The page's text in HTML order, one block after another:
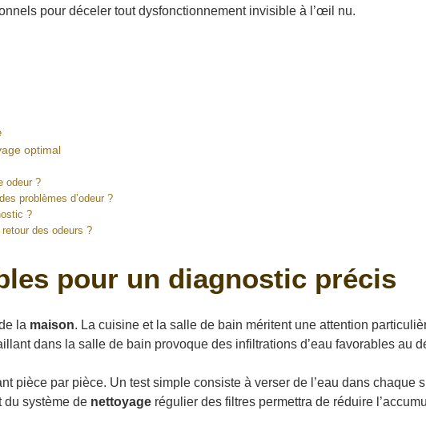
pour déceler tout dysfonctionnement invisible à l’œil nu.
optimal
odeur ?
problèmes d’odeur ?
?
des odeurs ?
pour un diagnostic précis
la maison. La cuisine et la salle de bain méritent une attention
dans la salle de bain provoque des infiltrations d’eau favorables au
pièce par pièce. Un test simple consiste à verser de l’eau dans
du système de nettoyage régulier des filtres permettra de réduire